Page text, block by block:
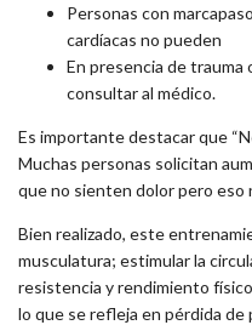
Personas con
cardíacas no pueden
En presencia de
consultar al médico.
Es importante destacar que
Muchas personas solicitan
que no sienten dolor pero eso
Bien realizado, este
musculatura; estimular la
resistencia y rendimiento
lo que se refleja en pérdida de